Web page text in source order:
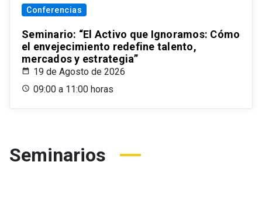
Conferencias
Seminario: “El Activo que Ignoramos: Cómo
el envejecimiento redefine talento,
mercados y estrategia”
19 de Agosto de 2026
09:00 a 11:00 horas
Seminarios